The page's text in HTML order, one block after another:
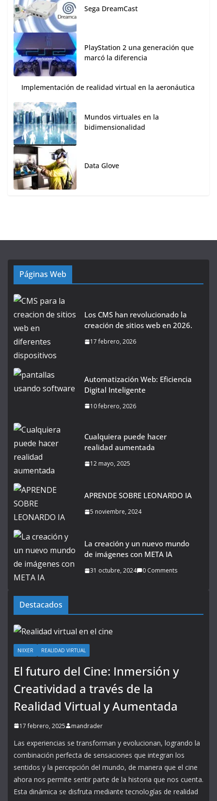
Sega DreamCast
PlayStation 2 una generación que
marcó la diferencia
Implementación de realidad virtual en la aeronáutica
Mundos virtuales en la
bidimensionalidad
Data Glove
Páginas Web
Los CMS han revolucionado la
creación de sitios web en 2026.
17 febrero, 2026
Automatización Web: Eficiencia
Digital Inteligente
10 febrero, 2026
Cualquiera puede hacer
realidad aumentada
12 mayo, 2025
APRENDE SOBRE LEONARDO IA
5 noviembre, 2024
La creación y un nuevo mundo
de imágenes con META IA
31 octubre, 2024 0 Comments
Destacados
NIIXER REALIDAD VIRTUAL
El futuro del Cine: Inmersión y
Creatividad a través de la
Realidad Virtual y Aumentada
17 febrero, 2025 mandrader
Las experiencias se transforman y evolucionan, logrando la
combinación perfecta de sensaciones que integran los
sentidos y la percepción del mundo, de manera que el cine
ahora nos permite sentir parte de la historia que nos cuenta.
Esta dinámica se disfruta mediante tecnologías de realidad